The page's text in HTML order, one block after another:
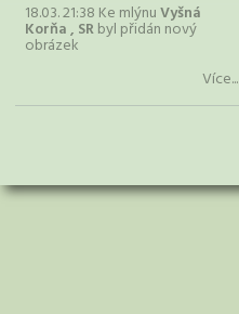
18.03. 21:38 Ke mlýnuVyšná
Korňa , SRbyl přidán nový
obrázek
Více...